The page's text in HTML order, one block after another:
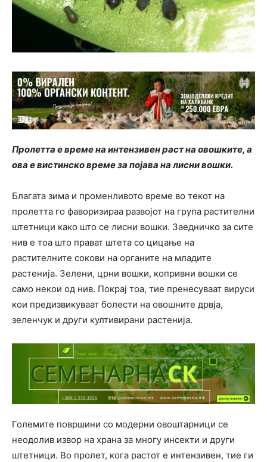
Пролетта е време на интензивен раст на овошките, а
ова е вистинско време за појава на лисни вошки.
Благата зима и променливото време во текот на
пролетта го фаворизираа развојот на група растителни
штетници како што се лисни вошки. Заедничко за сите
нив е тоа што прават штета со цицање на
растителните сокови на органите на младите
растенија. Зелени, црни вошки, копривни вошки се
само некои од нив. Покрај тоа, тие пренесуваат вируси
кои предизвикуваат болести на овошните дрвја,
зеленчук и други култивирани растенија.
Големите површини со модерни овоштарници се
неодолив извор на храна за многу инсекти и други
штетници. Во пролет, кога растот е интензивен, тие ги